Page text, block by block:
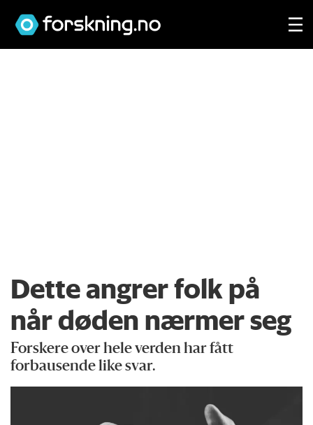
Dette angrer folk på
når døden nærmer seg
Forskere over hele verden har fått
forbausende like svar.